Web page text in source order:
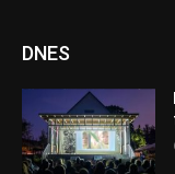
DNES